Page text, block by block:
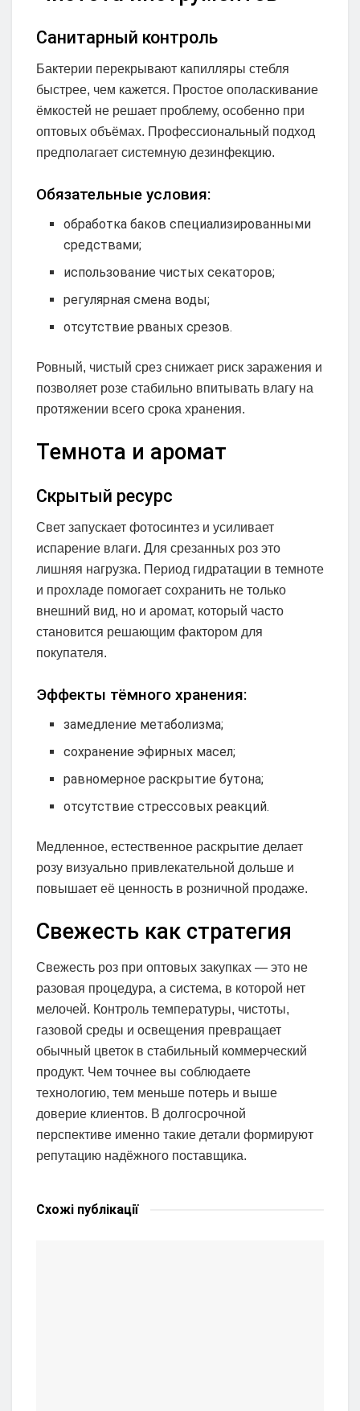
Санитарный контроль
Бактерии перекрывают капилляры стебля
быстрее, чем кажется. Простое ополаскивание
ёмкостей не решает проблему, особенно при
оптовых объёмах. Профессиональный подход
предполагает системную дезинфекцию.
Обязательные условия:
обработка баков специализированными
средствами;
использование чистых секаторов;
регулярная смена воды;
отсутствие рваных срезов.
Ровный, чистый срез снижает риск заражения и
позволяет розе стабильно впитывать влагу на
протяжении всего срока хранения.
Темнота и аромат
Скрытый ресурс
Свет запускает фотосинтез и усиливает
испарение влаги. Для срезанных роз это
лишняя нагрузка. Период гидратации в темноте
и прохладе помогает сохранить не только
внешний вид, но и аромат, который часто
становится решающим фактором для
покупателя.
Эффекты тёмного хранения:
замедление метаболизма;
сохранение эфирных масел;
равномерное раскрытие бутона;
отсутствие стрессовых реакций.
Медленное, естественное раскрытие делает
розу визуально привлекательной дольше и
повышает её ценность в розничной продаже.
Свежесть как стратегия
Свежесть роз при оптовых закупках — это не
разовая процедура, а система, в которой нет
мелочей. Контроль температуры, чистоты,
газовой среды и освещения превращает
обычный цветок в стабильный коммерческий
продукт. Чем точнее вы соблюдаете
технологию, тем меньше потерь и выше
доверие клиентов. В долгосрочной
перспективе именно такие детали формируют
репутацию надёжного поставщика.
Схожі публікації